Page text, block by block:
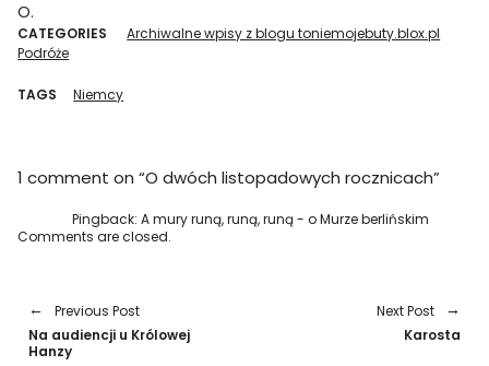
O.
CATEGORIES
Archiwalne wpisy z blogu toniemojebuty.blox.pl
Podróże
TAGS Niemcy
1 comment on “O dwóch listopadowych rocznicach”
Pingback:A mury runą, runą, runą - o Murze berlińskim
Comments are closed.
Previous Post
Na audiencji u Królowej
Hanzy
Next Post
Karosta